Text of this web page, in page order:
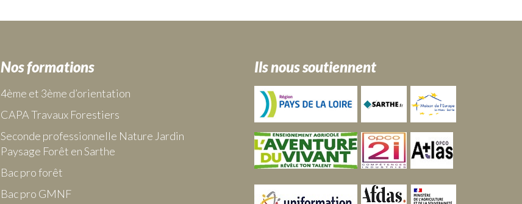
Nos formations
4ème et 3ème d’orientation
CAPA Travaux Forestiers
Seconde professionnelle Nature Jardin
Paysage Forêt en Sarthe
Bac pro forêt
Bac pro GMNF
Ils nous soutiennent